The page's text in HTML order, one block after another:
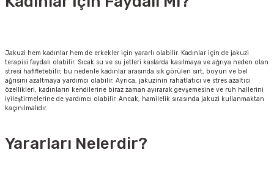
Jakuzi hem kadınlar hem de erkekler için yararlı olabilir. Kadınlar için de jakuzi
terapisi faydalı olabilir. Sıcak su ve su jetleri kaslarda kasılmaya ve ağrıya neden olan
stresi hafifletebilir, bu nedenle kadınlar arasında sık görülen sırt, boyun ve bel
ağrısını azaltmaya yardımcı olabilir. Ayrıca, jakuzinin rahatlatıcı ve stres azaltıcı
özellikleri, kadınların kendilerine biraz zaman ayırarak gevşemesine ve ruh hallerini
iyileştirmelerine de yardımcı olabilir. Ancak, hamilelik sırasında jakuzi kullanmaktan
kaçınılmalıdır.
Yararları Nelerdir?